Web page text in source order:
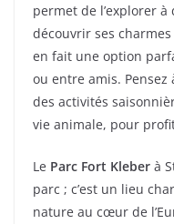
permet de l’explorer
découvrir ses charmes
en fait une option
ou entre amis.
des activités
vie animale, pour
Le Parc Fort Kleber à
parc ; c’est un lieu
nature au cœur de